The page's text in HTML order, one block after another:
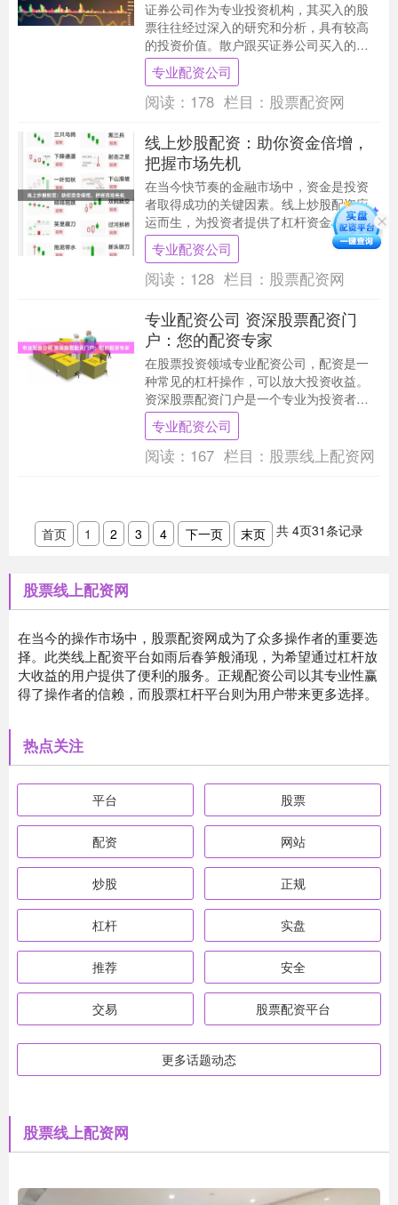
证券公司作为专业投资机构，其买入的股
票往往经过深入的研究和分析，具有较高
的投资价值。散户跟买证券公司买入的股
票，可以一定程度上降低投资风险，但仍
存在一定的风险。....
专业配资公司
阅读： 178 栏目： 股票配资网
线上炒股配资：助你资金倍增，
把握市场先机
在当今快节奏的金融市场中，资金是投资
者取得成功的关键因素。线上炒股配资应
运而生，为投资者提供了杠杆资金，帮助
他们放大收益潜力。 配资是指投资者向配
资公司借入资金....
专业配资公司
阅读： 128 栏目： 股票配资网
专业配资公司 资深股票配资门
户：您的配资专家
在股票投资领域专业配资公司，配资是一
种常见的杠杆操作，可以放大投资收益。
资深股票配资门户是一个专业为投资者提
供股票配资服务的平台，致力于为客户提
供安全、便捷、高....
专业配资公司
阅读： 167 栏目： 股票线上配资网
首页 1 2 3 4 下一页 末页 共4页31条记录
股票线上配资网
在当今的操作市场中，股票配资网成为了众多操作者的重要选
择。此类线上配资平台如雨后春笋般涌现，为希望通过杠杆放
大收益的用户提供了便利的服务。正规配资公司以其专业性赢
得了操作者的信赖，而股票杠杆平台则为用户带来更多选择。
热点关注
平台 股票
配资 网站
炒股 正规
杠杆 实盘
推荐 安全
交易 股票配资平台
更多话题动态
股票线上配资网